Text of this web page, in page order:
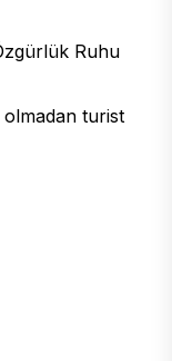
Ruhu
olmadan turist